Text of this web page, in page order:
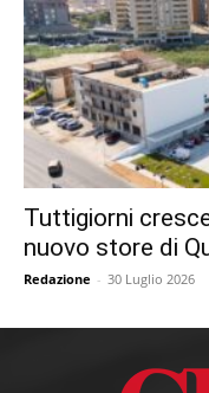
Tuttigiorni
nuovo store di
Redazione - 30 Luglio 2026